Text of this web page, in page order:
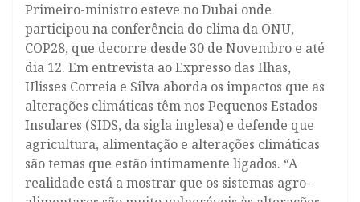
Primeiro-ministro esteve no Dubai onde
participou na conferência do clima da ONU,
COP28, que decorre desde 30 de Novembro e até
dia 12. Em entrevista ao Expresso das Ilhas,
Ulisses Correia e Silva aborda os impactos que as
alterações climáticas têm nos Pequenos Estados
Insulares (SIDS, da sigla inglesa) e defende que
agricultura, alimentação e alterações climáticas
são temas que estão intimamente ligados. “A
realidade está a mostrar que os sistemas agro-